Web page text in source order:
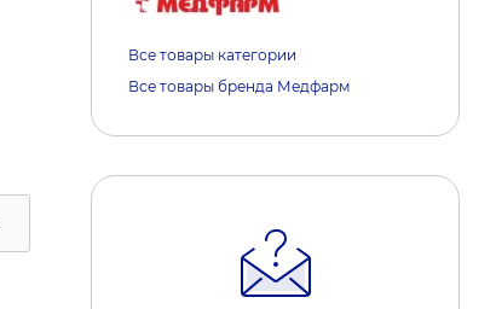
Все товары категории
Все товары бренда Медфарм